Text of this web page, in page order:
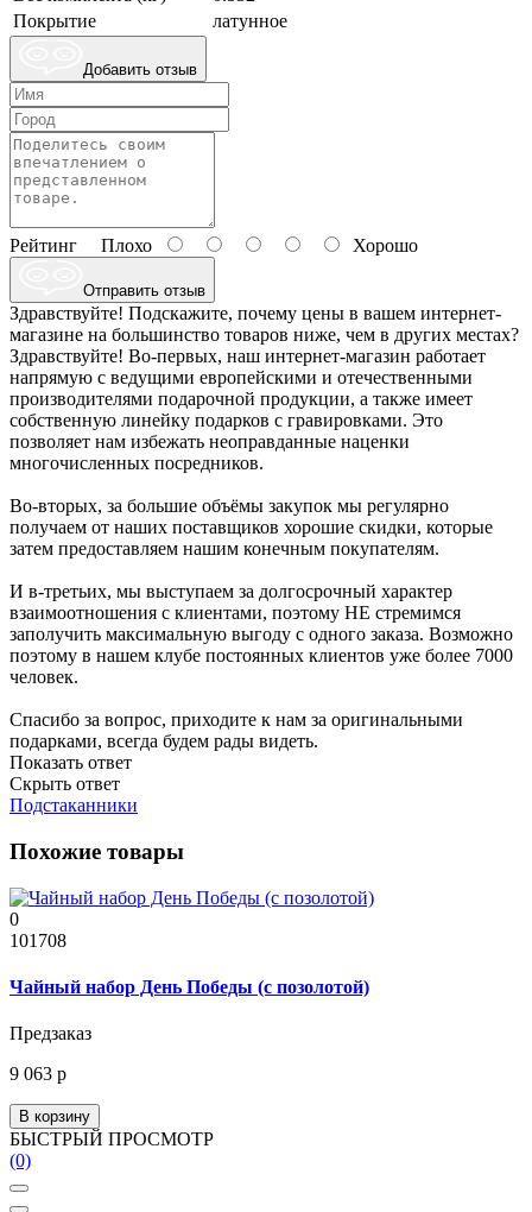
Покрытие
латунное
Добавить отзыв
Рейтинг Плохо Хорошо
Отправить отзыв
Здравствуйте! Подскажите, почему цены в вашем интернет-
магазине на большинство товаров ниже, чем в других местах?
Здравствуйте! Во-первых, наш интернет-магазин работает
напрямую с ведущими европейскими и отечественными
производителями подарочной продукции, а также имеет
собственную линейку подарков с гравировками. Это
позволяет нам избежать неоправданные наценки
многочисленных посредников.
Во-вторых, за большие объёмы закупок мы регулярно
получаем от наших поставщиков хорошие скидки, которые
затем предоставляем нашим конечным покупателям.
И в-третьих, мы выступаем за долгосрочный характер
взаимоотношения с клиентами, поэтому НЕ стремимся
заполучить максимальную выгоду с одного заказа. Возможно
поэтому в нашем клубе постоянных клиентов уже более 7000
человек.
Спасибо за вопрос, приходите к нам за оригинальными
подарками, всегда будем рады видеть.
Показать ответ
Скрыть ответ
Подстаканники
Похожие товары
0
101708
Чайный набор День Победы (с позолотой)
Предзаказ
9 063 р
В корзину
БЫСТРЫЙ ПРОСМОТР
(0)